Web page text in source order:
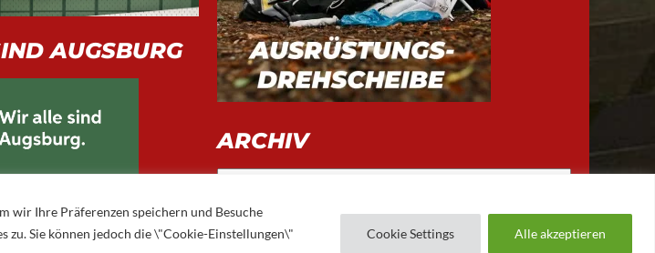
wir Ihre Präferenzen speichern und Besuche
zu. Sie können jedoch die \"Cookie-Einstellungen\"
Cookie Settings Alle akzeptieren
AUGSBURG
ARCHIV
Archiv
AUGSBURGER EV